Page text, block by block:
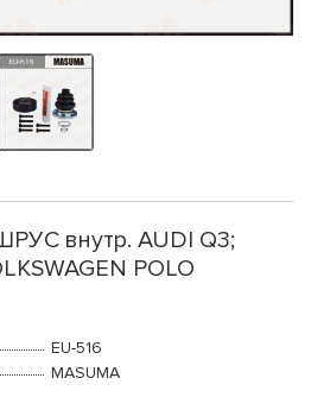
внутр. AUDI Q3;
POLO
EU-516
MASUMA